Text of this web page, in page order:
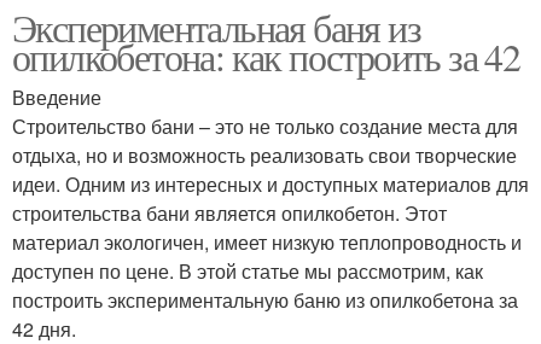
Экспериментальная баня из
опилкобетона: как построить за 42
Введение
Строительство бани – это не только создание места для
отдыха, но и возможность реализовать свои творческие
идеи. Одним из интересных и доступных материалов для
строительства бани является опилкобетон. Этот
материал экологичен, имеет низкую теплопроводность и
доступен по цене. В этой статье мы рассмотрим, как
построить экспериментальную баню из опилкобетона за
42 дня.